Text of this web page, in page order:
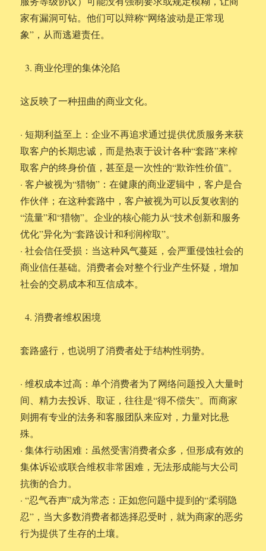
家有漏洞可钻。他们可以辩称“网络波动是正常现
象”，从而逃避责任。
商业伦理的集体沦陷
这反映了一种扭曲的商业文化。
· 短期利益至上：企业不再追求通过提供优质服务来获
取客户的长期忠诚，而是热衷于设计各种“套路”来榨
取客户的终身价值，甚至是一次性的“欺诈性价值”。
· 客户被视为“猎物”：在健康的商业逻辑中，客户是合
作伙伴；在这种套路中，客户被视为可以反复收割的
“流量”和“猎物”。企业的核心能力从“技术创新和服务
优化”异化为“套路设计和利润榨取”。
· 社会信任受损：当这种风气蔓延，会严重侵蚀社会的
商业信任基础。消费者会对整个行业产生怀疑，增加
社会的交易成本和互信成本。
消费者维权困境
套路盛行，也说明了消费者处于结构性弱势。
· 维权成本过高：单个消费者为了网络问题投入大量时
间、精力去投诉、取证，往往是“得不偿失”。而商家
则拥有专业的法务和客服团队来应对，力量对比悬
殊。
· 集体行动困难：虽然受害消费者众多，但形成有效的
集体诉讼或联合维权非常困难，无法形成能与大公司
抗衡的合力。
· “忍气吞声”成为常态：正如您问题中提到的“柔弱隐
忍”，当大多数消费者都选择忍受时，就为商家的恶劣
行为提供了生存的土壤。